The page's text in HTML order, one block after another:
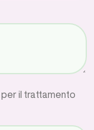
per il trattamento